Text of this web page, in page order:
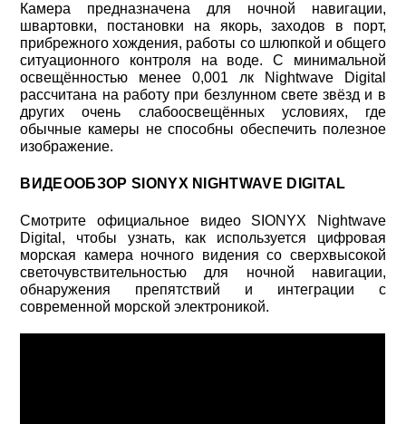
Камера предназначена для ночной навигации,
швартовки, постановки на якорь, заходов в порт,
прибрежного хождения, работы со шлюпкой и общего
ситуационного контроля на воде. С минимальной
освещённостью менее 0,001 лк Nightwave Digital
рассчитана на работу при безлунном свете звёзд и в
других очень слабоосвещённых условиях, где
обычные камеры не способны обеспечить полезное
изображение.
ВИДЕООБЗОР SIONYX NIGHTWAVE DIGITAL
Смотрите официальное видео SIONYX Nightwave
Digital, чтобы узнать, как используется цифровая
морская камера ночного видения со сверхвысокой
светочувствительностью для ночной навигации,
обнаружения препятствий и интеграции с
современной морской электроникой.